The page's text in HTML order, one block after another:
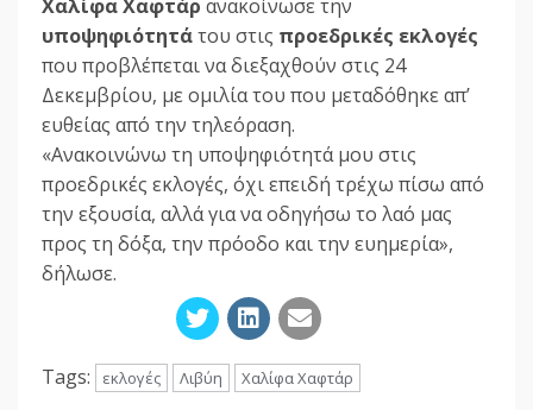
Χαλίφα Χαφτάρ ανακοίνωσε την
υποψηφιότητάτου στις προεδρικές εκλογές
που προβλέπεται να διεξαχθούν στις 24
Δεκεμβρίου, με ομιλία του που μεταδόθηκε απ’
ευθείας από την τηλεόραση.
«Ανακοινώνω τη υποψηφιότητά μου στις
προεδρικές εκλογές, όχι επειδή τρέχω πίσω από
την εξουσία, αλλά για να οδηγήσω το λαό μας
προς τη δόξα, την πρόοδο και την ευημερία»,
δήλωσε.
Tags: εκλογές Λιβύη Χαλίφα Χαφτάρ